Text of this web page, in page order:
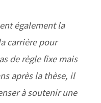
également la
carrière pour
de règle fixe mais
après la thèse, il
à soutenir une